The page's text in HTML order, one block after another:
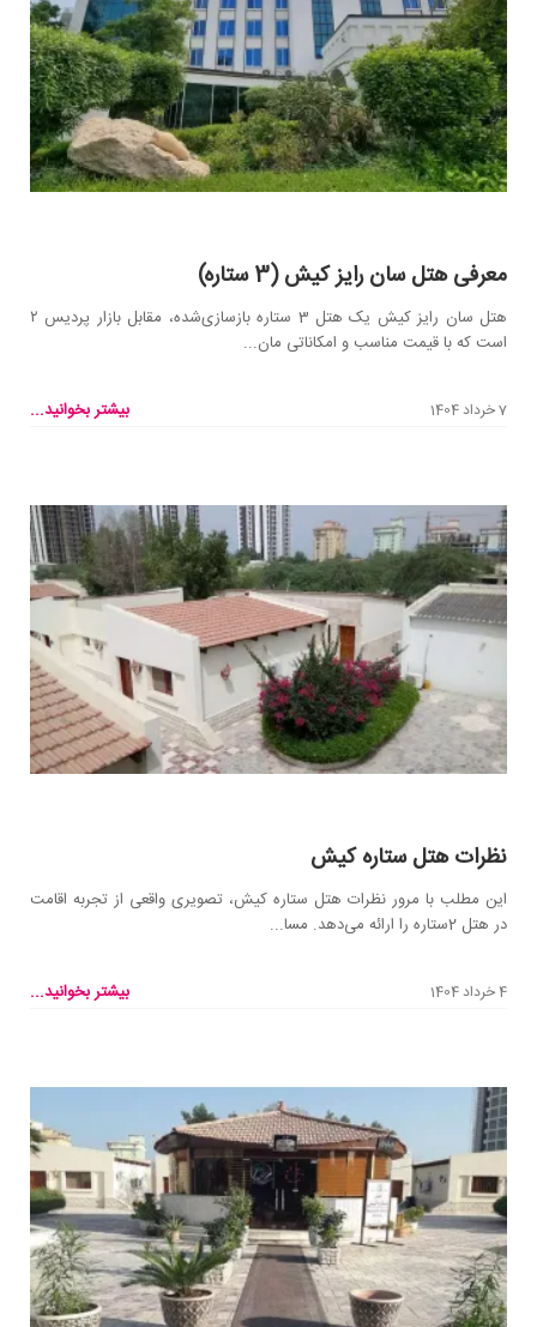
معرفی هتل سان رایز کیش (3 ستاره)
هتل سان رایز کیش یک هتل 3 ستاره بازسازی‌شده، مقابل بازار پردیس ۲
است که با قیمت مناسب و امکاناتی مان...
7 خرداد 1404 بیشتر بخوانید...
نظرات هتل ستاره کیش
این مطلب با مرور نظرات هتل ستاره کیش، تصویری واقعی از تجربه اقامت
در هتل 2ستاره را ارائه می‌دهد. مسا...
4 خرداد 1404 بیشتر بخوانید...